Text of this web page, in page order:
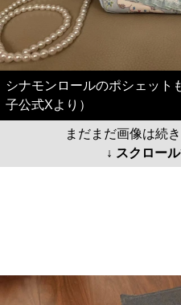
シナモンロールのポシェット
子公式Xより）
まだまだ画像は続
↓ スクロー